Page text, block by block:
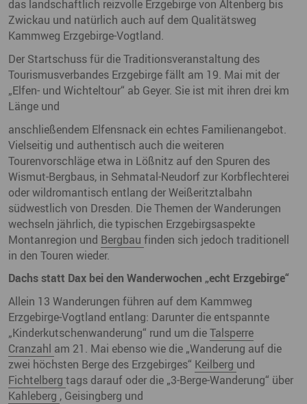
das landschaftlich reizvolle Erzgebirge von Altenberg bis
Zwickau und natürlich auch auf dem Qualitätsweg
Kammweg Erzgebirge-Vogtland.
Der Startschuss für die Traditionsveranstaltung des
Tourismusverbandes Erzgebirge fällt am 19. Mai mit der
„Elfen- und Wichteltour“ ab Geyer. Sie ist mit ihren drei km
Länge und
anschließendem Elfensnack ein echtes Familienangebot.
Vielseitig und authentisch auch die weiteren
Tourenvorschläge etwa in Lößnitz auf den Spuren des
Wismut-Bergbaus, in Sehmatal-Neudorf zur Korbflechterei
oder wildromantisch entlang der Weißeritztalbahn
südwestlich von Dresden. Die Themen der Wanderungen
wechseln jährlich, die typischen Erzgebirgsaspekte
Montanregion und Bergbau finden sich jedoch traditionell
in den Touren wieder.
Dachs statt Dax bei den Wanderwochen „echt Erzgebirge“
Allein 13 Wanderungen führen auf dem Kammweg
Erzgebirge-Vogtland entlang: Darunter die entspannte
„Kinderkutschenwanderung“ rund um dieTalsperre
Cranzahl am 21. Mai ebenso wie die „Wanderung auf die
zwei höchsten Berge des Erzgebirges“ Keilberg und
Fichtelberg tags darauf oder die „3-Berge-Wanderung“ über
Kahleberg , Geisingberg und